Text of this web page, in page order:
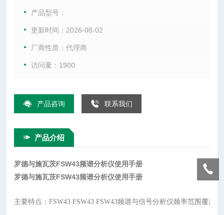
等。
产品型号：
更新时间：2026-08-02
厂商性质：代理商
访问量：1900
产品咨询 联系我们
产品介绍
罗德与施瓦茨FSW43频谱分析仪使用手册
罗德与施瓦茨FSW43频谱分析仪使用手册
主要特点：FSW43 FSW43 FSW43频谱与信号分析仪频率范围覆